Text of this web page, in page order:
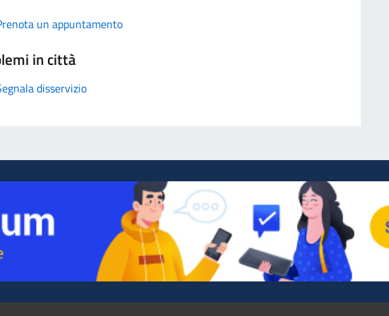
un appuntamento
in città
disservizio